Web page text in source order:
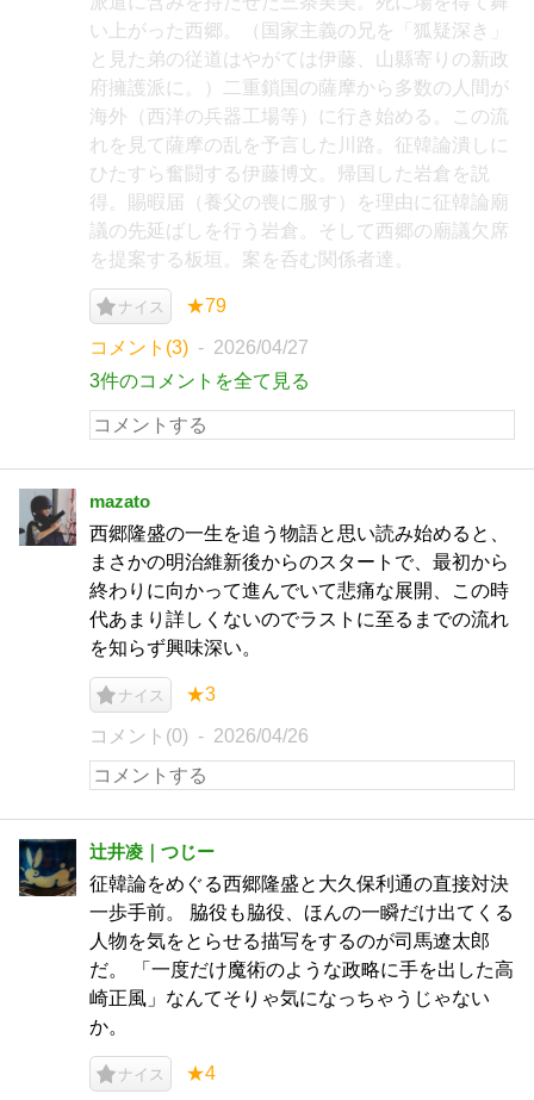
い上がった西郷。（国家主義の兄を「狐疑深き」
と見た弟の従道はやがては伊藤、山縣寄りの新政
府擁護派に。）二重鎖国の薩摩から多数の人間が
海外（西洋の兵器工場等）に行き始める。この流
れを見て薩摩の乱を予言した川路。征韓論潰しに
ひたすら奮闘する伊藤博文。帰国した岩倉を説
得。賜暇届（養父の喪に服す）を理由に征韓論廟
議の先延ばしを行う岩倉。そして西郷の廟議欠席
を提案する板垣。案を呑む関係者達。
ナイス ★79
コメント(3)
2026/04/27
3件のコメントを全て見る
mazato
西郷隆盛の一生を追う物語と思い読み始めると、
まさかの明治維新後からのスタートで、最初から
終わりに向かって進んでいて悲痛な展開、この時
代あまり詳しくないのでラストに至るまでの流れ
を知らず興味深い。
ナイス ★3
コメント(0) 2026/04/26
辻井凌｜つじー
征韓論をめぐる西郷隆盛と大久保利通の直接対決
一歩手前。 脇役も脇役、ほんの一瞬だけ出てくる
人物を気をとらせる描写をするのが司馬遼太郎
だ。 「一度だけ魔術のような政略に手を出した高
崎正風」なんてそりゃ気になっちゃうじゃない
か。
ナイス ★4